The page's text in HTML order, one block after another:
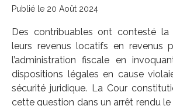
Publié le 20 Août 2024
Des contribuables ont contesté la
leurs revenus locatifs en revenus
l’administration fiscale en
dispositions légales en cause
sécurité juridique. La Cour
cette question dans un arrêt rendu